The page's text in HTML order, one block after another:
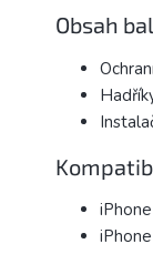
Obsah